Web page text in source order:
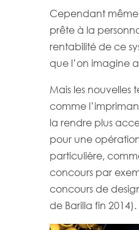
Cependant même
prête à la
rentabilité de ce
que l’on imagine
Mais les nouvelles
comme
la rendre plus
pour une
particulière,
concours par
concours de
de Barilla fin 2014).